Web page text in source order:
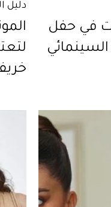
في حفل
دليل
خريف